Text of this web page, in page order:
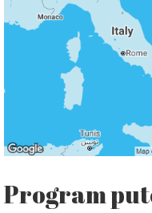
Program